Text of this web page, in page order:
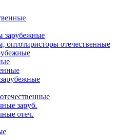
зарубежные
оптотиристоры отечественные
заруб.
отеч.